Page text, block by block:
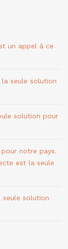
un appel à ce
seule solution
solution pour
notre pays.
est la seule
solution